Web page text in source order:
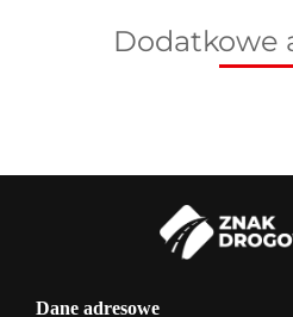
Dodatkowe
Dane adresowe